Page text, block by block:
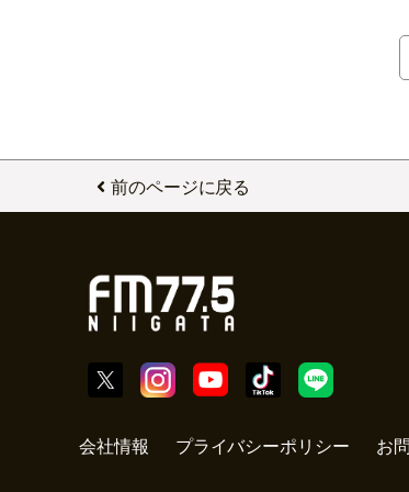
前のページに戻る
会社情報 プライバシーポリシー お